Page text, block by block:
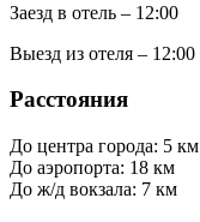
Заезд в отель – 12:00
Выезд из отеля – 12:00
Расстояния
До центра города: 5 км
До аэропорта: 18 км
До ж/д вокзала: 7 км